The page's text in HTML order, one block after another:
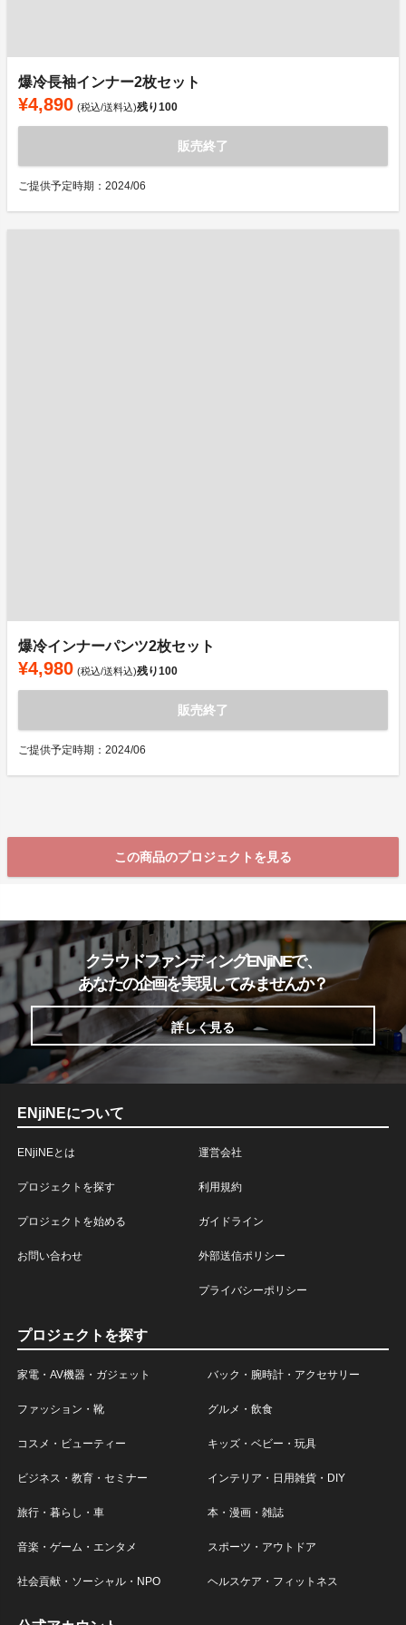
爆冷長袖インナー2枚セット
¥4,890 (税込/送料込)残り100
販売終了
ご提供予定時期：2024/06
爆冷インナーパンツ2枚セット
¥4,980 (税込/送料込)残り100
販売終了
ご提供予定時期：2024/06
この商品のプロジェクトを見る
クラウドファンディングENjiNEで、
あなたの企画を実現してみませんか？
詳しく見る
ENjiNEについて
ENjiNEとは
プロジェクトを探す
プロジェクトを始める
お問い合わせ
運営会社
利用規約
ガイドライン
外部送信ポリシー
プライバシーポリシー
プロジェクトを探す
家電・AV機器・ガジェット バック・腕時計・アクセサリー
ファッション・靴 グルメ・飲食
コスメ・ビューティー キッズ・ベビー・玩具
ビジネス・教育・セミナー インテリア・日用雑貨・DIY
旅行・暮らし・車 本・漫画・雑誌
音楽・ゲーム・エンタメ スポーツ・アウトドア
社会貢献・ソーシャル・NPO ヘルスケア・フィットネス